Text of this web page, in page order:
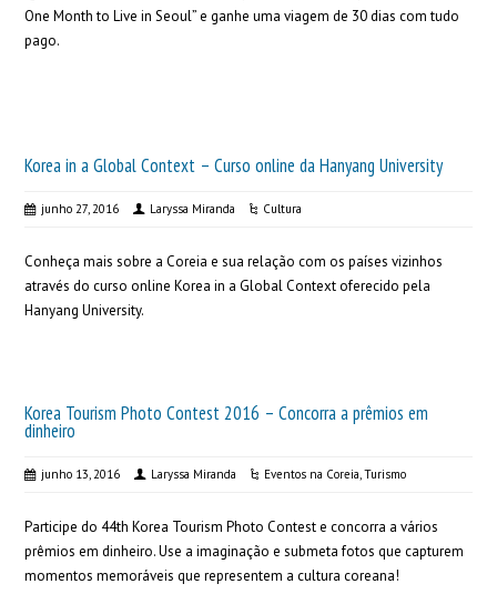
One Month to Live in Seoul” e ganhe uma viagem de 30 dias com tudo
pago.
Korea in a Global Context – Curso online da Hanyang University
junho 27, 2016 Laryssa Miranda Cultura
Conheça mais sobre a Coreia e sua relação com os países vizinhos
através do curso online Korea in a Global Context oferecido pela
Hanyang University.
Korea Tourism Photo Contest 2016 – Concorra a prêmios em
dinheiro
junho 13, 2016 Laryssa Miranda Eventos na Coreia,Turismo
Participe do 44th Korea Tourism Photo Contest e concorra a vários
prêmios em dinheiro. Use a imaginação e submeta fotos que capturem
momentos memoráveis que representem a cultura coreana!